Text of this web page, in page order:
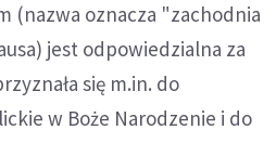
(nazwa oznacza "zachodnia
jest odpowiedzialna za
się m.in. do
w Boże Narodzenie i do